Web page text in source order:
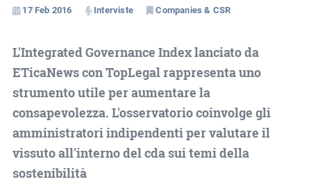
17 Feb 2016 Interviste Companies & CSR
L'Integrated Governance Index lanciato da
ETicaNews con TopLegal rappresenta uno
strumento utile per aumentare la
consapevolezza. L'osservatorio coinvolge gli
amministratori indipendenti per valutare il
vissuto all'interno del cda sui temi della
sostenibilità